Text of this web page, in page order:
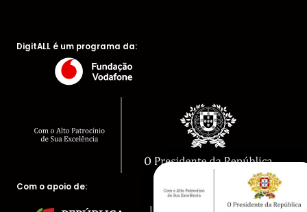
DigitALL é um programa da:
Com o apoio de: